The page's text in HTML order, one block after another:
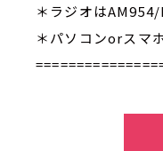
＊ラジオは
＊パソコンorスマ